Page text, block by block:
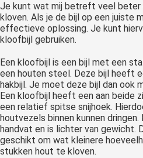
Je kunt wat mij betreft veel beter
kloven. Als je de bijl op een juiste
effectieve oplossing. Je kunt
kloofbijl gebruiken.
Een kloofbijl is een bijl met een
een houten steel. Deze bijl heeft
hakbijl. Je moet deze bijl dan ook
Een kloofbijl heeft een aan beide
een relatief spitse snijhoek.
houtvezels binnen kunnen
handvat en is lichter van gewicht.
geschikt om wat kleinere
stukken hout te kloven.